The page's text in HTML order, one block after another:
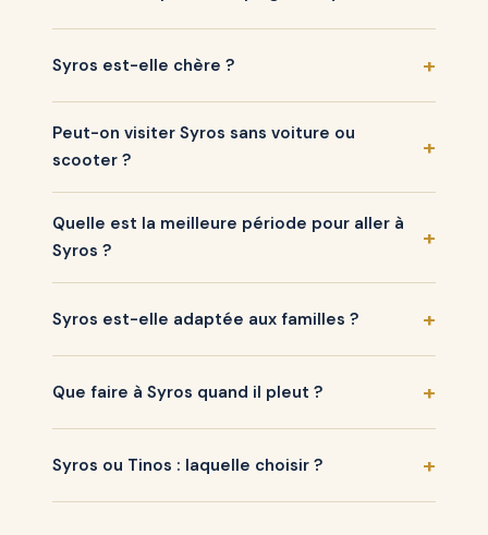
Syros est-elle chère ?
Peut-on visiter Syros sans voiture ou
scooter ?
Quelle est la meilleure période pour aller à
Syros ?
Syros est-elle adaptée aux familles ?
Que faire à Syros quand il pleut ?
Syros ou Tinos : laquelle choisir ?